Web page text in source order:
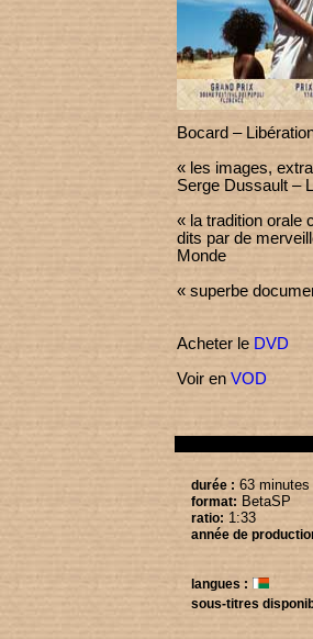
Bocard –
« les images,
Serge Dussault –
« la tradition orale
dits par de
Monde
« superbe
Acheter le DVD
Voir en VOD
durée : 63 minutes
format: BetaSP
ratio: 1:33
année de
langues :
sous-titres